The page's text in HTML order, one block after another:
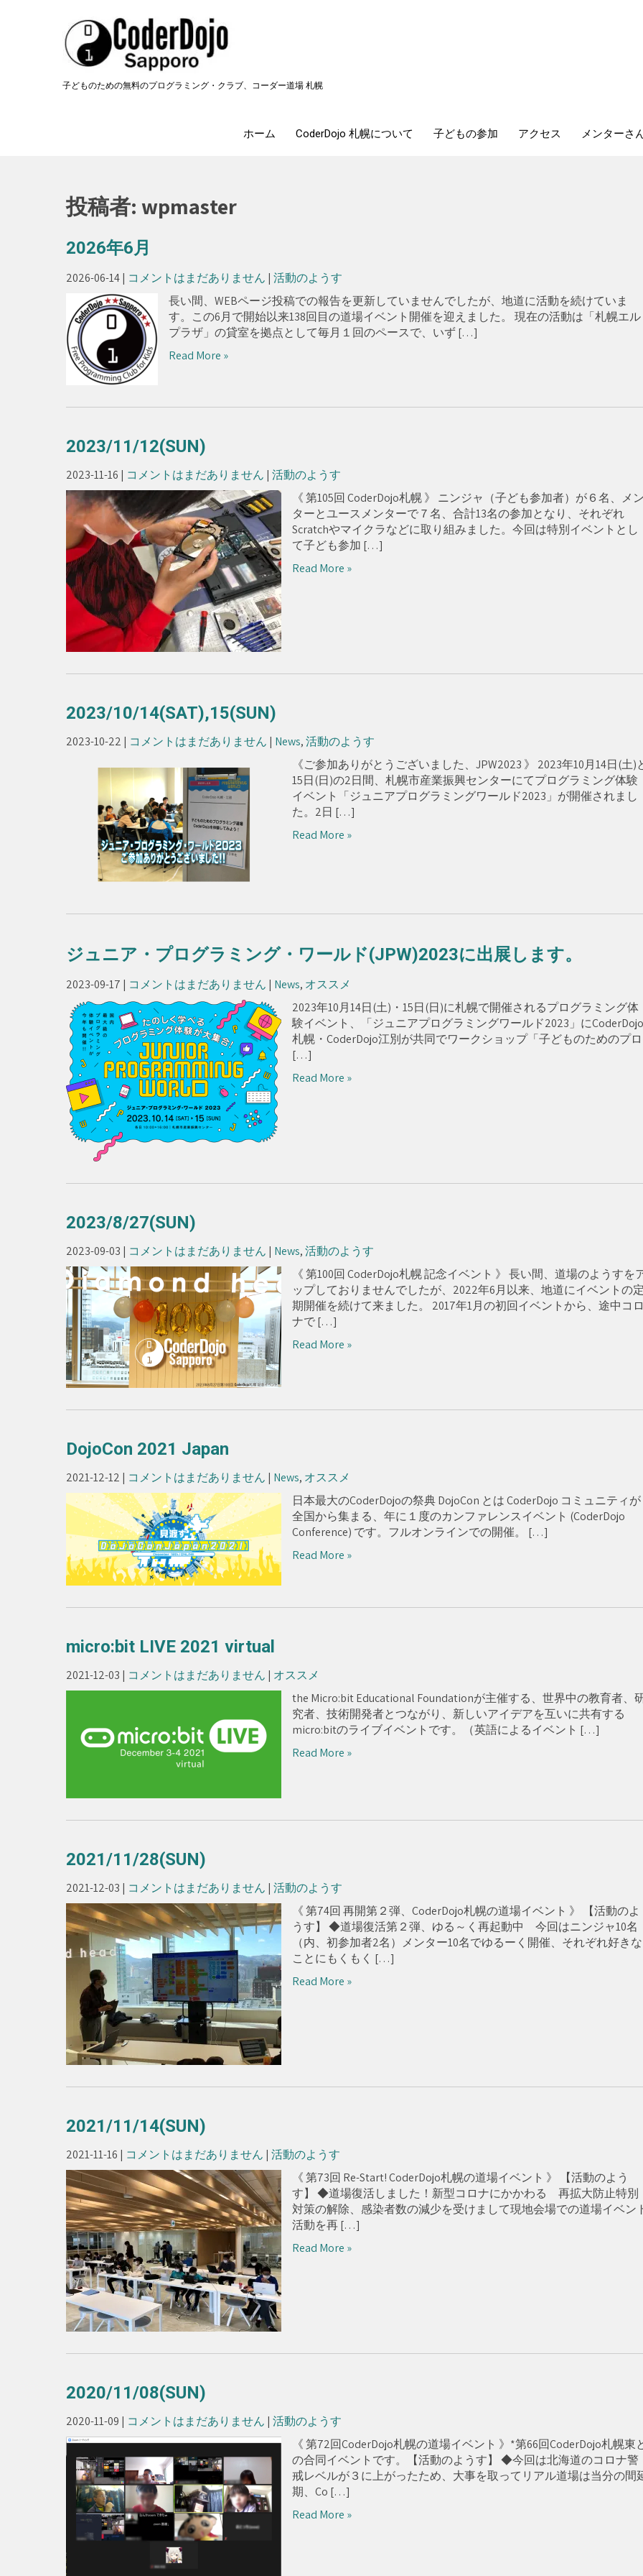
子どものための無料のプログラミング・クラブ、コーダー道場 札幌
ホーム CoderDojo 札幌について 子どもの参加 アクセス メンターさ
投稿者: wpmaster
2026年6月
2026-06-14| コメントはまだありません | 活動のようす
長い間、WEBページ投稿での報告を更新していませんでしたが、地道に活動を続けていま
す。この6月で開始以来138回目の道場イベント開催を迎えました。 現在の活動は「札幌エル
プラザ」の貸室を拠点として毎月１回のペースで、いず […]
Read More »
2023/11/12(SUN)
2023-11-16 | コメントはまだありません | 活動のようす
《 第105回 CoderDojo札幌 》 ニンジャ（子ども参加者）が６名、メ
ターとユースメンターで７名、合計13名の参加となり、それぞれ
Scratchやマイクラなどに取り組みました。今回は特別イベントとし
て子ども参加 […]
Read More »
2023/10/14(SAT),15(SUN)
2023-10-22 | コメントはまだありません | News,活動のようす
《ご参加ありがとうございました、JPW2023 》 2023年10月14日(土)
15日(日)の2日間、札幌市産業振興センターにてプログラミング体験
イベント「ジュニアプログラミングワールド2023」が開催されまし
た。2日 […]
Read More »
ジュニア・プログラミング・ワールド(JPW)2023に出展します。
2023-09-17 | コメントはまだありません | News, オススメ
2023年10月14日(土)・15日(日)に札幌で開催されるプログラミング体
験イベント、「ジュニアプログラミングワールド2023」にCoderDojo
札幌・CoderDojo江別が共同でワークショップ「子どものためのプロ
[…]
Read More »
2023/8/27(SUN)
2023-09-03 | コメントはまだありません | News,活動のようす
《 第100回 CoderDojo札幌 記念イベント 》 長い間、道場のようすを
ップしておりませんでしたが、2022年6月以来、地道にイベントの
期開催を続けて来ました。 2017年1月の初回イベントから、途中コ
ナで […]
Read More »
DojoCon 2021 Japan
2021-12-12 | コメントはまだありません | News, オススメ
日本最大のCoderDojoの祭典 DojoCon とは CoderDojo コミュニティが
全国から集まる、年に１度のカンファレンスイベント (CoderDojo
Conference) です。フルオンラインでの開催。 […]
Read More »
micro:bit LIVE 2021 virtual
2021-12-03 | コメントはまだありません | オススメ
the Micro:bit Educational Foundationが主催する、世界中の教育者、
究者、技術開発者とつながり、新しいアイデアを互いに共有する
micro:bitのライブイベントです。（英語によるイベント […]
Read More »
2021/11/28(SUN)
2021-12-03 | コメントはまだありません | 活動のようす
《 第74回 再開第２弾、CoderDojo札幌の道場イベント 》 【活動のよ
うす】 ◆道場復活第２弾、ゆる～く再起動中 今回はニンジャ10名
（内、初参加者2名）メンター10名でゆるーく開催、それぞれ好きな
ことにもくもく […]
Read More »
2021/11/14(SUN)
2021-11-16 | コメントはまだありません | 活動のようす
《 第73回 Re-Start! CoderDojo札幌の道場イベント 》 【活動のよう
す】 ◆道場復活しました！新型コロナにかかわる 再拡大防止特別
対策の解除、感染者数の減少を受けまして現地会場での道場イベン
活動を再 […]
Read More »
2020/11/08(SUN)
2020-11-09 | コメントはまだありません | 活動のようす
《 第72回CoderDojo札幌の道場イベント 》*第66回CoderDojo札幌東
の合同イベントです。【活動のようす】 ◆今回は北海道のコロナ警
戒レベルが３に上がったため、大事を取ってリアル道場は当分の間
期、Co […]
Read More »